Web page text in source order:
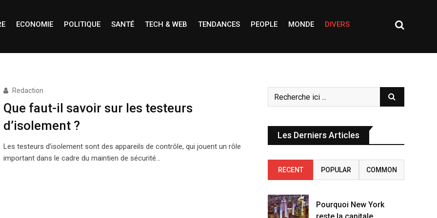
ECONOMIE POLITIQUE SANTÉ TECH & WEB TENDANCES PEOPLE MONDE DIVERS
Redaction
Que faut-il savoir sur les testeurs
d’isolement ?
Les testeurs d’isolement sont des appareils de contrôle, qui jouent un rôle
important dans le cadre du maintien de sécurité…
Les Derniers Articles
RECENT POPULAR COMMON
Pourquoi New York